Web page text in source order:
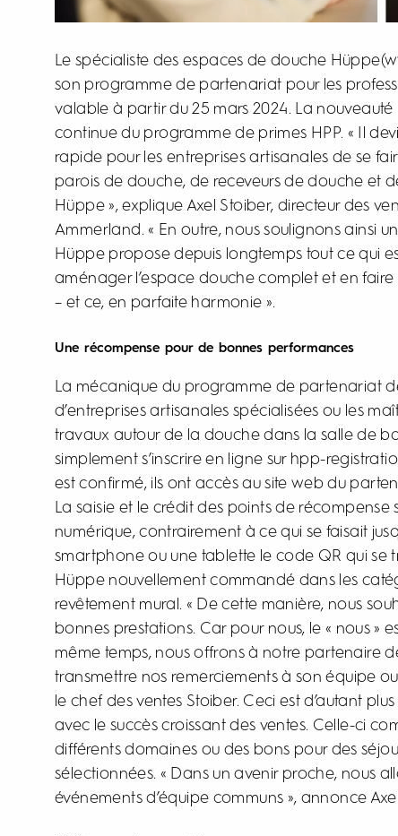
Le spécialiste des espaces de douche Hüppe
son programme de partenariat pour les
valable à partir du 25 mars 2024. La
continue du programme de primes HPP. « Il
rapide pour les entreprises artisanales de se
parois de douche, de receveurs de douche et
Hüppe », explique Axel Stoiber, directeur des
Ammerland. « En outre, nous soulignons ainsi
Hüppe propose depuis longtemps tout ce qui
aménager l’espace douche complet et en
– et ce, en parfaite harmonie ».
Une récompense pour de bonnes performances
La mécanique du programme de partenariat
d’entreprises artisanales spécialisées ou les
travaux autour de la douche dans la salle de
simplement s’inscrire en ligne sur hpp-
est confirmé, ils ont accès au site web du
La saisie et le crédit des points de récompense
numérique, contrairement à ce qui se faisait
smartphone ou une tablette le code QR qui se
Hüppe nouvellement commandé dans les
revêtement mural. « De cette manière, nous
bonnes prestations. Car pour nous, le « nous »
même temps, nous offrons à notre partenaire
transmettre nos remerciements à son équipe
le chef des ventes Stoiber. Ceci est d’autant
avec le succès croissant des ventes. Celle-ci
différents domaines ou des bons pour des
sélectionnées. « Dans un avenir proche, nous
événements d’équipe communs », annonce